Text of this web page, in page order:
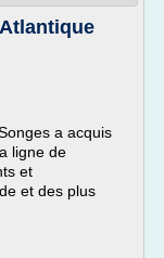
a acquis
ligne de
et
et des plus